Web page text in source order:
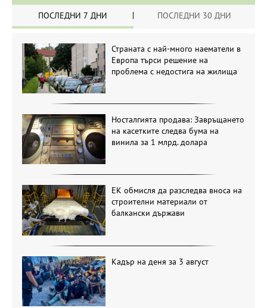
ПОСЛЕДНИ 7 ДНИ ПОСЛЕДНИ 30 ДНИ
Страната с най-много наематели в
Европа търси решение на
проблема с недостига на жилища
Носталгията продава: Завръщането
на касетките следва бума на
винила за 1 млрд. долара
ЕК обмисля да разследва вноса на
строителни материали от
балкански държави
Кадър на деня за 3 август